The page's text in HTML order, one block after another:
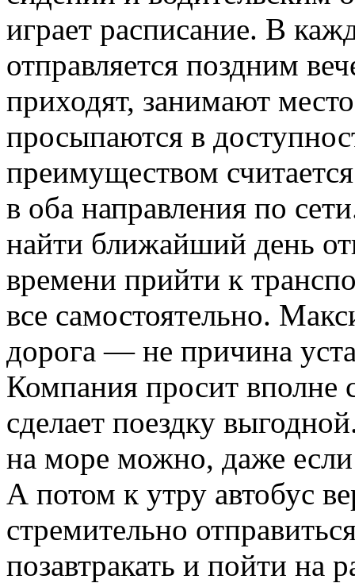
играет расписание. В
отправляется поздним
приходят, занимают
просыпаются в
преимуществом
в оба направления по
найти ближайший день
времени прийти к
все самостоятельно.
дорога — не причина
Компания просит вполне
сделает поездку
на море можно, даже
А потом к утру автобус
стремительно
позавтракать и пойти на